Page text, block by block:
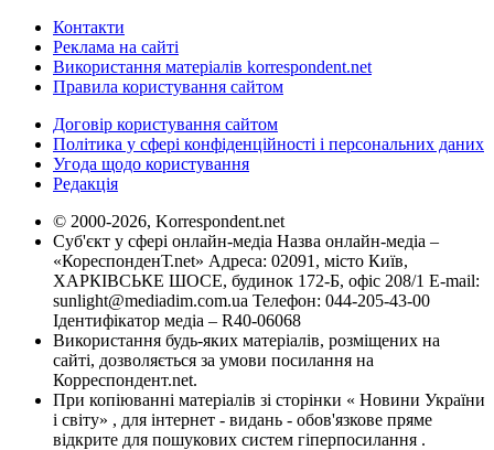
Контакти
Реклама на сайті
Використання матеріалів korrespondent.net
Правила користування сайтом
Договір користування сайтом
Політика у сфері конфіденційності і персональних даних
Угода щодо користування
Редакція
© 2000-2026, Korrespondent.net
Суб'єкт у сфері онлайн-медіа Назва онлайн-медіа –
«КореспонденТ.net» Адреса: 02091, місто Київ,
ХАРКІВСЬКЕ ШОСЕ, будинок 172-Б, офіс 208/1 E-mail:
sunlight@mediadim.com.ua Телефон: 044-205-43-00
Ідентифікатор медіа – R40-06068
Використання будь-яких матеріалів, розміщених на
сайті, дозволяється за умови посилання на
Корреспондент.net.
При копіюванні матеріалів зі сторінки « Новини України
і світу» , для інтернет - видань - обов'язкове пряме
відкрите для пошукових систем гіперпосилання .